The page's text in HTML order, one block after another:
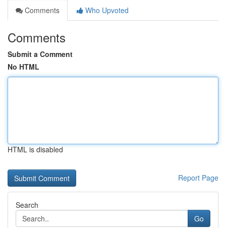
Comments
Who Upvoted
Comments
Submit a Comment
No HTML
HTML is disabled
Report Page
Search
Go